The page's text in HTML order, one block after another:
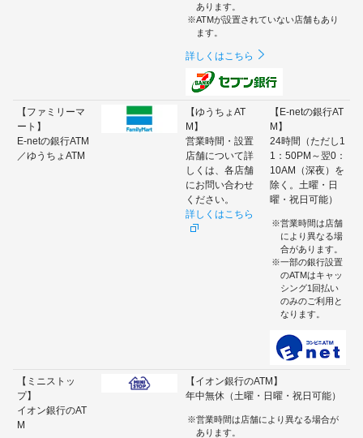
あります。
ATMが設置されていない店舗もあり
ます。
詳しくはこちら
【ファミリーマ
ート】
E-netの銀行ATM
／ゆうちょATM
【ゆうちょAT
M】
営業時間・設置
店舗について詳
しくは、各店舗
にお問い合わせ
ください。
詳しくはこちら
【E-netの銀行AT
M】
24時間（ただし1
1：50PM～翌0：
10AM（深夜）を
除く。土曜・日
曜・祝日可能）
営業時間は店舗
により異なる場
合があります。
一部の銀行設置
のATMはキャッ
シング1回払い
のみのご利用と
なります。
【ミニストッ
プ】
イオン銀行のAT
M
【イオン銀行のATM】
年中無休（土曜・日曜・祝日可能）
営業時間は店舗により異なる場合が
あります。